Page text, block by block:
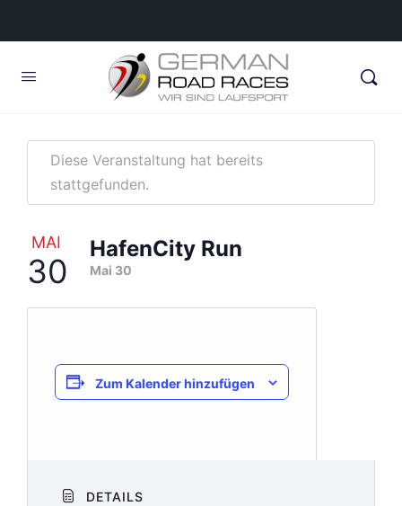
Diese Veranstaltung hat bereits
stattgefunden.
MAI
30
HafenCity Run
Mai 30
Zum Kalender hinzufügen
DETAILS